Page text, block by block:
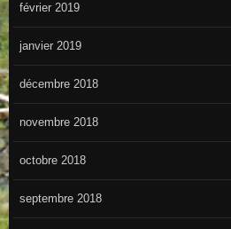
février 2019
janvier 2019
décembre 2018
novembre 2018
octobre 2018
septembre 2018